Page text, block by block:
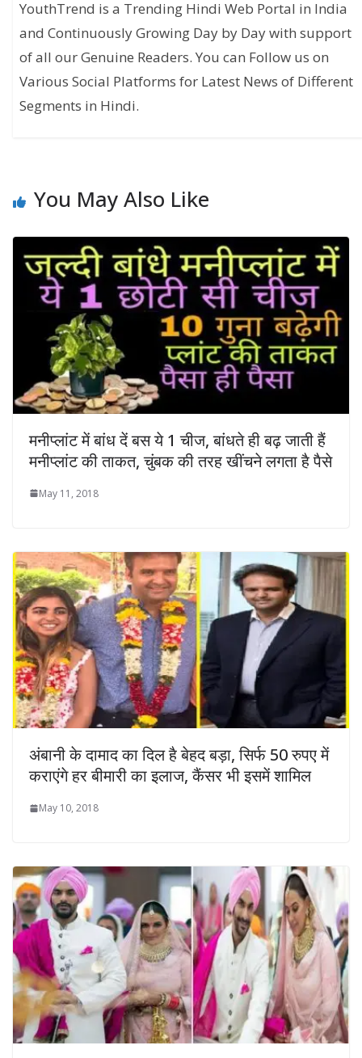
YouthTrend is a Trending Hindi Web Portal in India
and Continuously Growing Day by Day with support
of all our Genuine Readers. You can Follow us on
Various Social Platforms for Latest News of Different
Segments in Hindi.
You May Also Like
मनीप्लांट में बांध दें बस ये 1 चीज, बांधते ही बढ़ जाती हैं
मनीप्लांट की ताकत, चुंबक की तरह खींचने लगता है पैसे
May 11, 2018
अंबानी के दामाद का दिल है बेहद बड़ा, सिर्फ 50 रुपए में
कराएंगे हर बीमारी का इलाज, कैंसर भी इसमें शामिल
May 10, 2018